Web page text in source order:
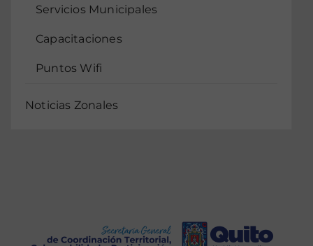
Servicios Municipales
Capacitaciones
Puntos Wifi
Noticias Zonales